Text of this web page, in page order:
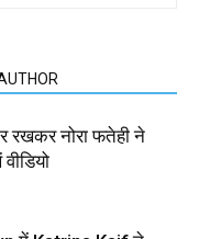
रखकर नोरा फतेही ने